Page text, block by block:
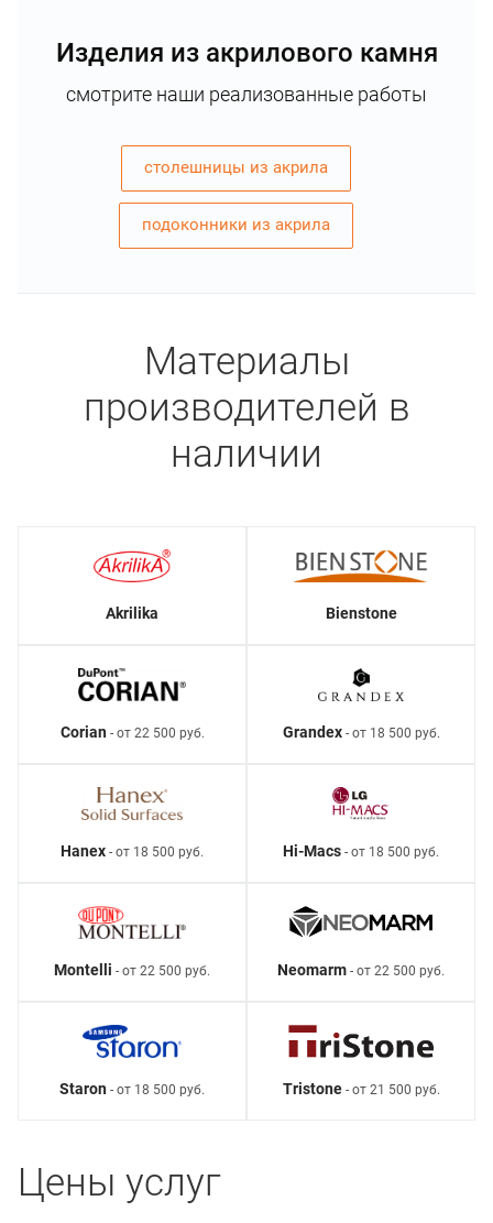
Изделия из акрилового камня
смотрите наши реализованные работы
столешницы из акрила
подоконники из акрила
Материалы
производителей в
наличии
Akrilika Bienstone
Corian- от 22 500 руб. Grandex- от 18 500 руб.
Hanex - от 18 500 руб. Hi-Macs - от 18 500 руб.
Montelli - от 22 500 руб. Neomarm - от 22 500 руб.
Staron - от 18 500 руб. Tristone- от 21 500 руб.
Цены услуг